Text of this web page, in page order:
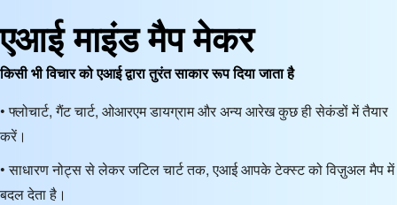
एआई माइंड मैप मेकर
किसी भी विचार को एआई द्वारा तुरंत साकार रूप दिया जाता है
• फ्लोचार्ट, गैंट चार्ट, ओआरएम डायग्राम और अन्य आरेख कुछ ही सेकंडों में तैयार
करें।
• साधारण नोट्स से लेकर जटिल चार्ट तक, एआई आपके टेक्स्ट को विज़ुअल मैप में
बदल देता है।